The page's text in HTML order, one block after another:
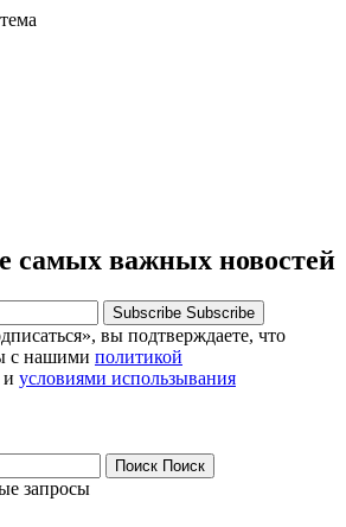
самых важных новостей
Subscribe Subscribe
вы подтверждаете, что
с нашими политикой
и условиями использывания
Поиск Поиск
запросы